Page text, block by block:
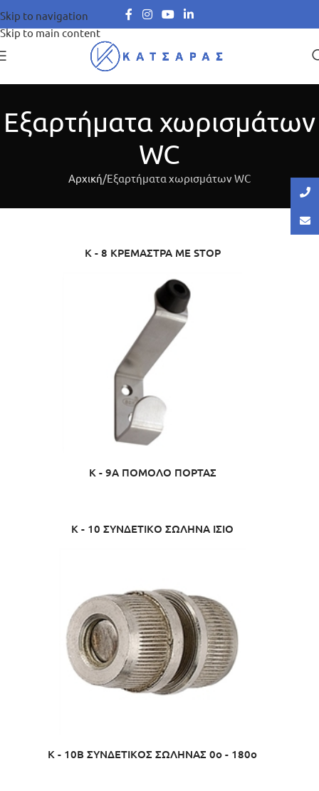
Skip to navigation
Skip to main content
Εξαρτήματα χωρισμάτων
WC
Αρχική Εξαρτήματα χωρισμάτων WC
K - 8 ΚΡΕΜΑΣΤΡΑ ΜΕ STOP
K - 9A ΠΟΜΟΛΟ ΠΟΡΤΑΣ
K - 10 ΣΥΝΔΕΤΙΚΟ ΣΩΛΗΝΑ ΙΣΙΟ
K - 10B ΣΥΝΔΕΤΙΚΟΣ ΣΩΛΗΝΑΣ 0ο - 180ο